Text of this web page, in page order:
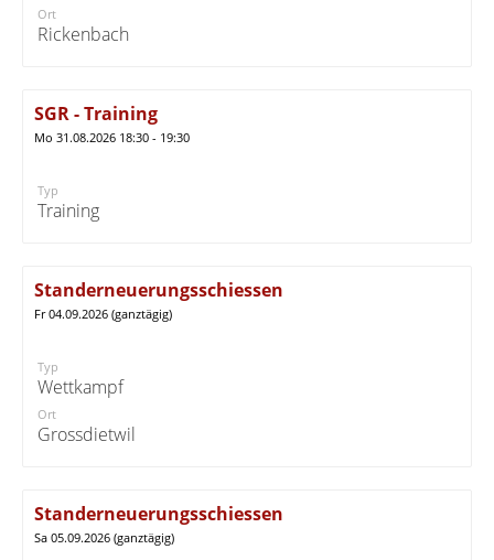
Ort
Rickenbach
SGR - Training
Mo 31.08.2026 18:30 - 19:30
Typ
Training
Standerneuerungsschiessen
Fr 04.09.2026 (ganztägig)
Typ
Wettkampf
Ort
Grossdietwil
Standerneuerungsschiessen
Sa 05.09.2026 (ganztägig)